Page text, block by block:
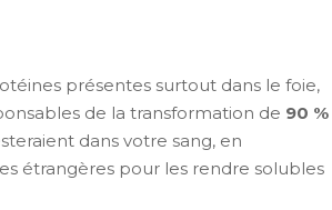
présentes surtout dans le foie,
de la transformation de 90 %
dans votre sang, en
étrangères pour les rendre solubles